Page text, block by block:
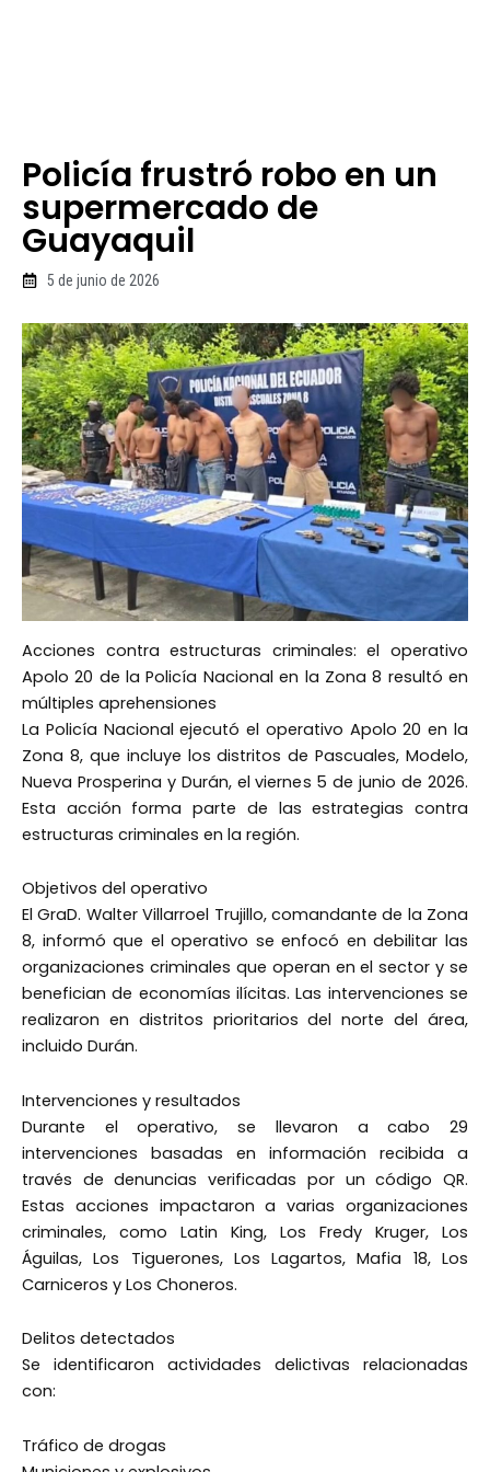
Policía frustró robo en un
supermercado de
Guayaquil
5 de junio de 2026
Acciones contra estructuras criminales: el operativo
Apolo 20 de la Policía Nacional en la Zona 8 resultó en
múltiples aprehensiones
La Policía Nacional ejecutó el operativo Apolo 20 en la
Zona 8, que incluye los distritos de Pascuales, Modelo,
Nueva Prosperina y Durán, el viernes 5 de junio de 2026.
Esta acción forma parte de las estrategias contra
estructuras criminales en la región.
Objetivos del operativo
El GraD. Walter Villarroel Trujillo, comandante de la Zona
8, informó que el operativo se enfocó en debilitar las
organizaciones criminales que operan en el sector y se
benefician de economías ilícitas. Las intervenciones se
realizaron en distritos prioritarios del norte del área,
incluido Durán.
Intervenciones y resultados
Durante el operativo, se llevaron a cabo 29
intervenciones basadas en información recibida a
través de denuncias verificadas por un código QR.
Estas acciones impactaron a varias organizaciones
criminales, como Latin King, Los Fredy Kruger, Los
Águilas, Los Tiguerones, Los Lagartos, Mafia 18, Los
Carniceros y Los Choneros.
Delitos detectados
Se identificaron actividades delictivas relacionadas
con:
Tráfico de drogas